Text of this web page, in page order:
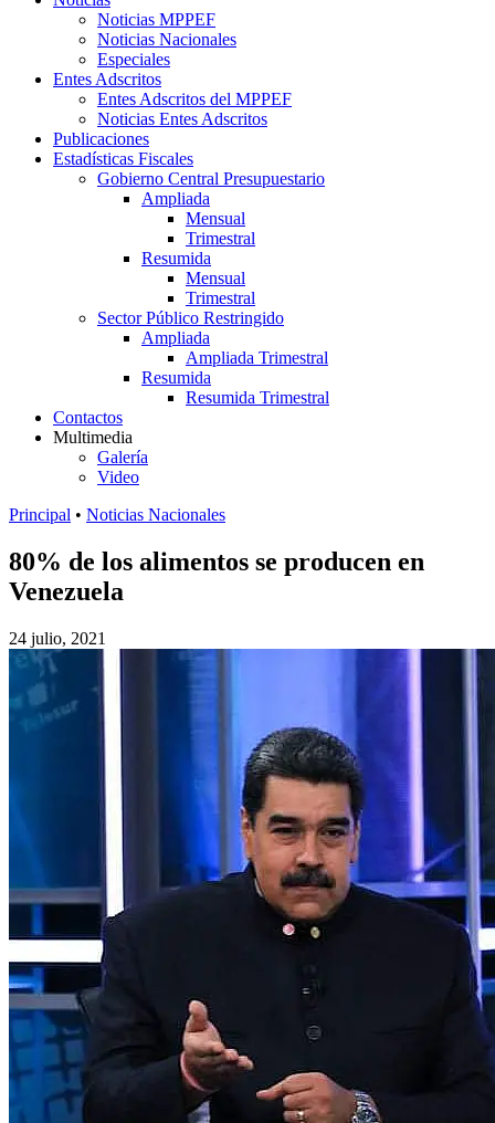
Noticias MPPEF
Noticias Nacionales
Especiales
Entes Adscritos
Entes Adscritos del MPPEF
Noticias Entes Adscritos
Publicaciones
Estadísticas Fiscales
Gobierno Central Presupuestario
Ampliada
Mensual
Trimestral
Resumida
Mensual
Trimestral
Sector Público Restringido
Ampliada
Ampliada Trimestral
Resumida
Resumida Trimestral
Contactos
Multimedia
Galería
Video
Principal • Noticias Nacionales
80% de los alimentos se producen en
Venezuela
24 julio, 2021